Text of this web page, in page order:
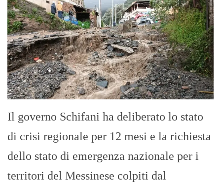
Il governo Schifani ha deliberato lo stato
di crisi regionale per 12 mesi e la richiesta
dello stato di emergenza nazionale per i
territori del Messinese colpiti dal